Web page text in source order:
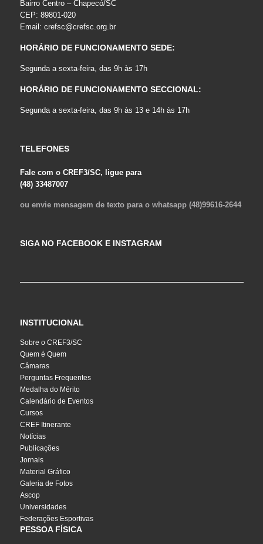
Bairro Centro – Chapecó/SC
CEP: 89801-020
Email: crefsc@crefsc.org.br
HORÁRIO DE FUNCIONAMENTO SEDE:
Segunda a sexta-feira, das 9h às 17h
HORÁRIO DE FUNCIONAMENTO SECCIONAL:
Segunda a sexta-feira, das 9h às 13 e 14h às 17h
TELEFONES
Fale com o CREF3/SC, ligue para
(48) 33487007
ou envie mensagem de texto para o whatsapp (48)99616-2644
SIGA NO FACEBOOK E INSTAGRAM
INSTITUCIONAL
Sobre o CREF3/SC
Quem é Quem
Câmaras
Perguntas Frequentes
Medalha do Mérito
Calendário de Eventos
Cursos
CREF Itinerante
Notícias
Publicações
Jornais
Material Gráfico
Galeria de Fotos
Ascop
Universidades
Federações Esportivas
PESSOA FÍSICA